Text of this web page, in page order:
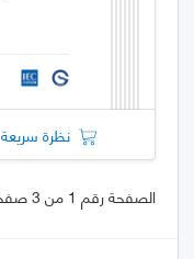
نظرة سريعة
الصفحة رقم 1 من 3 صفحة